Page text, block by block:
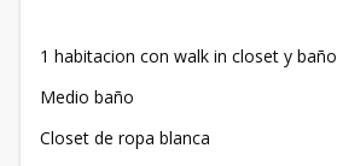
1 habitacion con walk in closet y baño
Medio baño
Closet de ropa blanca